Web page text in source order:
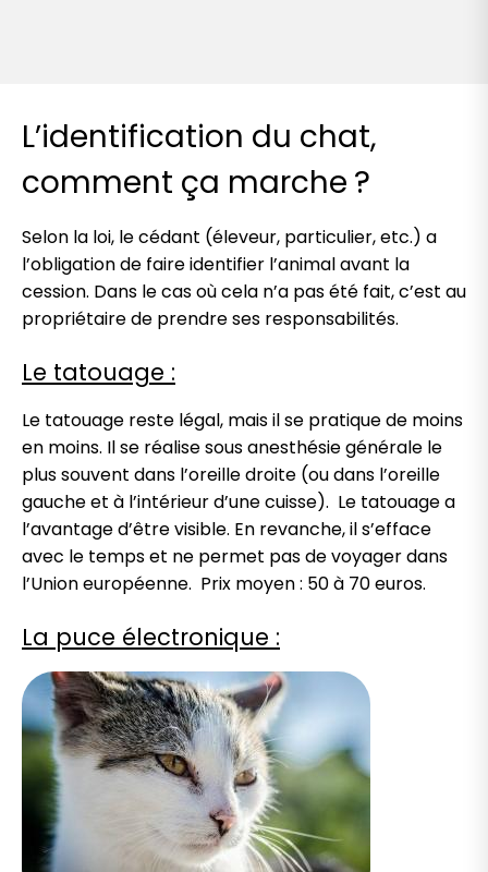
L’identification du chat,
comment ça marche ?
Selon la loi, le cédant (éleveur, particulier, etc.) a
l’obligation de faire identifier l’animal avant la
cession. Dans le cas où cela n’a pas été fait, c’est au
propriétaire de prendre ses responsabilités.
Le tatouage :
Le tatouage reste légal, mais il se pratique de moins
en moins. Il se réalise sous anesthésie générale le
plus souvent dans l’oreille droite (ou dans l’oreille
gauche et à l’intérieur d’une cuisse). Le tatouage a
l’avantage d’être visible. En revanche, il s’efface
avec le temps et ne permet pas de voyager dans
l’Union européenne. Prix moyen : 50 à 70 euros.
La puce électronique :